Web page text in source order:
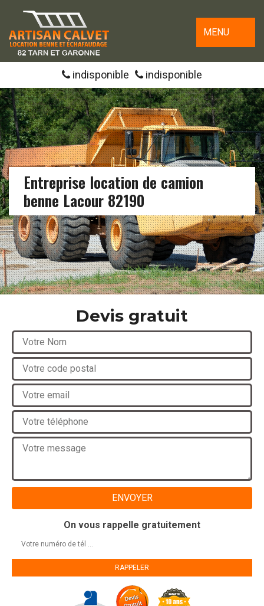
MENU
indisponible indisponible
Entreprise location de camion
benne Lacour 82190
Devis gratuit
On vous rappelle gratuitement